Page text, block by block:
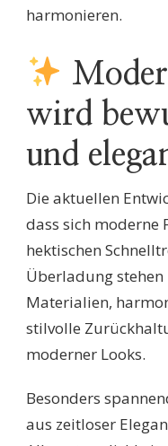
harmonieren.
wird
und
Die aktuellen
dass sich moderne
hektischen
Überladung
Materialien,
stilvolle
moderner Looks.
Besonders
aus zeitloser